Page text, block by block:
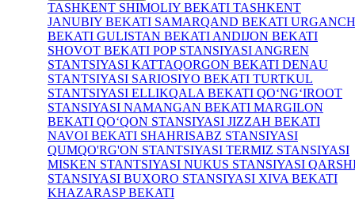
TASHKENT SHIMOLIY BEKATI TASHKENT
JANUBIY BEKATI SAMARQAND BEKATI URGANCH
BEKATI GULISTAN BEKATI ANDIJON BEKATI
SHOVOT BEKATI POP STANSIYASI ANGREN
STANTSIYASI KATTAQORGON BEKATI DENAU
STANTSIYASI SARIOSIYO BEKATI TURTKUL
STANTSIYASI ELLIKQALA BEKATI QO‘NG‘IROOT
STANSIYASI NAMANGAN BEKATI MARGILON
BEKATI QO‘QON STANSIYASI JIZZAH BEKATI
NAVOI BEKATI SHAHRISABZ STANSIYASI
QUMQO'RG'ON STANTSIYASI TERMIZ STANSIYASI
MISKEN STANTSIYASI NUKUS STANSIYASI
STANSIYASI BUXORO STANSIYASI XIVA BEKATI
KHAZARASP BEKATI